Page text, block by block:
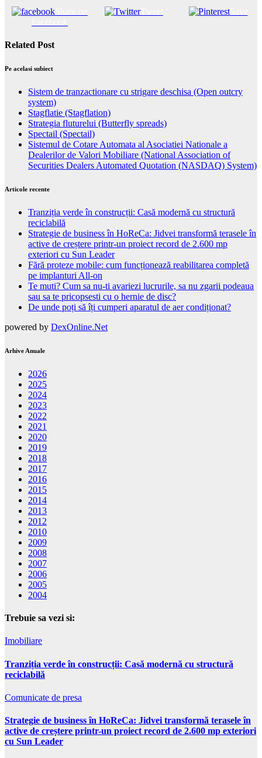
Tweet Save
Related Post
Pe acelasi subiect
Sistem de tranzactionare cu strigare deschisa (Open outcry
system)
Stagflatie (Stagflation)
Strategia fluturelui (Butterfly spreads)
Spectail (Spectail)
Sistemul de Cotare Automata al Asociatiei Nationale a
Dealerilor de Valori Mobiliare (National Association of
Securities Dealers Automated Quotation (NASDAQ) System)
Articole recente
Tranziția verde în construcții: Casă modernă cu structură
reciclabilă
Strategie de business în HoReCa: Jidvei transformă terasele în
active de creștere printr-un proiect record de 2.600 mp
exteriori cu Sun Leader
Fără proteze mobile: cum funcționează reabilitarea completă
pe implanturi All-on
Te muti? Cum sa nu-ti avariezi lucrurile, sa nu zgarii podeaua
sau sa te pricopsesti cu o hernie de disc?
De unde poți să îți cumperi aparatul de aer condiționat?
powered by DexOnline.Net
Arhive Anuale
2026
2025
2024
2023
2022
2021
2020
2019
2018
2017
2016
2015
2014
2013
2012
2010
2009
2008
2007
2006
2005
2004
Trebuie sa vezi si:
Imobiliare
Tranziția verde în construcții: Casă modernă cu structură
reciclabilă
Comunicate de presa
Strategie de business în HoReCa: Jidvei transformă terasele în
active de creștere printr-un proiect record de 2.600 mp exteriori
cu Sun Leader